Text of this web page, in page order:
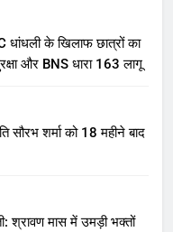
धांधली के खिलाफ छात्रों का
और BNS धारा 163 लागू
सौरभ शर्मा को 18 महीने बाद
श्रावण मास में उमड़ी भक्तों